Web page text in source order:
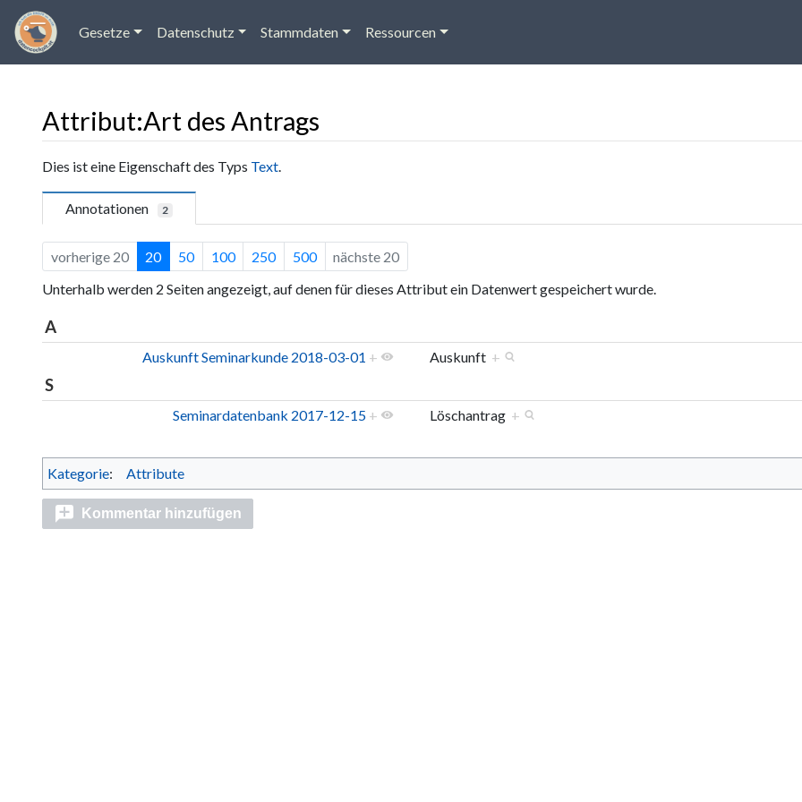
Gesetze Datenschutz Stammdaten Ressourcen
Attribut:Art des Antrags
Wechseln zu:Navigation,Suche
Dies ist eine Eigenschaft des Typs Text.
Annotationen 2
vorherige 20 20 50 100 250 500 nächste 20
Unterhalb werden 2 Seiten angezeigt, auf denen für dieses Attribut ein Datenwert gespeichert wurde.
A
Auskunft Seminarkunde 2018-03-01 + Auskunft +
S
Seminardatenbank 2017-12-15 + Löschantrag +
Kategorie: Attribute
Kommentar hinzufügen